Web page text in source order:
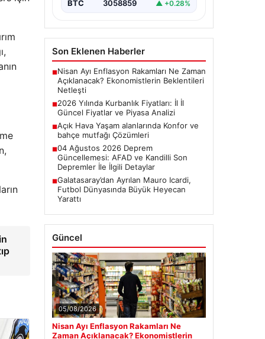
BTC 3058859 ▲ +0.28%
Son Eklenen Haberler
■Nisan Ayı Enflasyon Rakamları Ne Zaman
Açıklanacak? Ekonomistlerin Beklentileri
Netleşti
■2026 Yılında Kurbanlık Fiyatları: İl İl
Güncel Fiyatlar ve Piyasa Analizi
■Açık Hava Yaşam alanlarında Konfor ve
bahçe mutfağı Çözümleri
■04 Ağustos 2026 Deprem
Güncellemesi: AFAD ve Kandilli Son
Depremler İle İlgili Detaylar
■Galatasaray’dan Ayrılan Mauro Icardi,
Futbol Dünyasında Büyük Heyecan
Yarattı
Güncel
05/08/2026
Nisan Ayı Enflasyon Rakamları Ne
Zaman Açıklanacak? Ekonomistlerin